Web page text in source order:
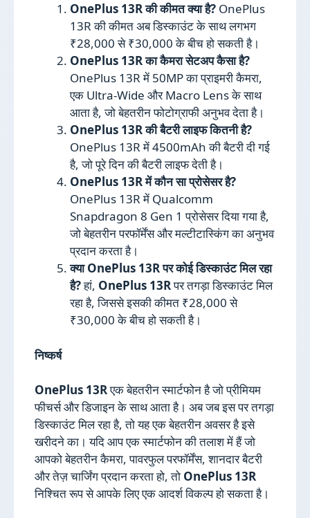
OnePlus 13R की कीमत क्या है? OnePlus
13R की कीमत अब डिस्काउंट के साथ लगभग
₹28,000 से ₹30,000 के बीच हो सकती है।
OnePlus 13R का कैमरा सेटअप कैसा है?
OnePlus 13R में 50MP का प्राइमरी कैमरा,
एक Ultra-Wide और Macro Lens के साथ
आता है, जो बेहतरीन फोटोग्राफी अनुभव देता है।
OnePlus 13R की बैटरी लाइफ कितनी है?
OnePlus 13R में 4500mAh की बैटरी दी गई
है, जो पूरे दिन की बैटरी लाइफ देती है।
OnePlus 13R में कौन सा प्रोसेसर है?
OnePlus 13R में Qualcomm
Snapdragon 8 Gen 1 प्रोसेसर दिया गया है,
जो बेहतरीन परफॉर्मेंस और मल्टीटास्किंग का अनुभव
प्रदान करता है।
क्या OnePlus 13R पर कोई डिस्काउंट मिल रहा
है?हां, OnePlus 13Rपर तगड़ा डिस्काउंट मिल
रहा है, जिससे इसकी कीमत ₹28,000 से
₹30,000 के बीच हो सकती है।
निष्कर्ष
OnePlus 13Rएक बेहतरीन स्मार्टफोन है जो प्रीमियम
फीचर्स और डिजाइन के साथ आता है। अब जब इस पर तगड़ा
डिस्काउंट मिल रहा है, तो यह एक बेहतरीन अवसर है इसे
खरीदने का। यदि आप एक स्मार्टफोन की तलाश में हैं जो
आपको बेहतरीन कैमरा, पावरफुल परफॉर्मेंस, शानदार बैटरी
और तेज़ चार्जिंग प्रदान करता हो, तो OnePlus 13R
निश्चित रूप से आपके लिए एक आदर्श विकल्प हो सकता है।